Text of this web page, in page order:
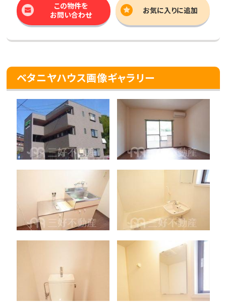
この物件を
お問い合わせ
お気に入りに追加
ベタニヤハウス画像ギャラリー